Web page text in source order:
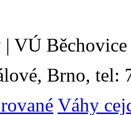
VÚ Běchovice
Brno, tel:
Váhy